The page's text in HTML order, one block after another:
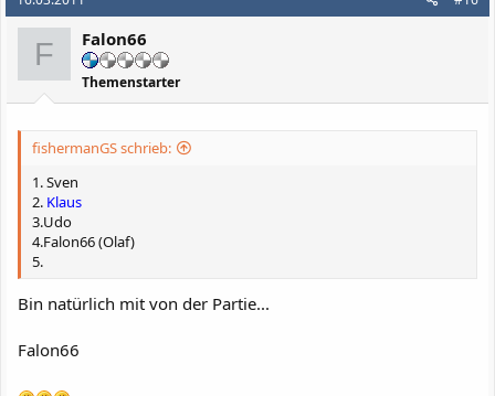
F Falon66
Themenstarter
fishermanGS schrieb:
1. Sven
2. Klaus
3.Udo
4.Falon66 (Olaf)
5.
Bin natürlich mit von der Partie...
Falon66